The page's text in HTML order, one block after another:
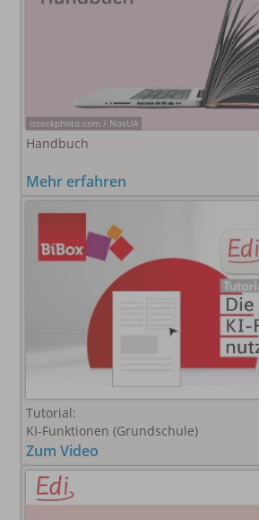
istockphoto.com / NosUA
Handbuch
Mehr erfahren
Tutorial:
KI-Funktionen (Grundschule)
Zum Video